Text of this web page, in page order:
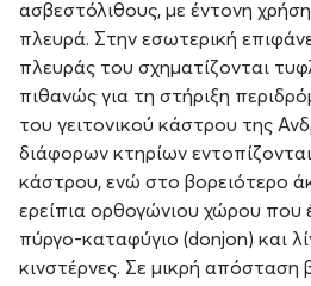
ασβεστόλιθους, με έντονη
πλευρά. Στην εσωτερική
πλευράς του σχηματίζονται
πιθανώς για τη στήριξη
του γειτονικού κάστρου της
διάφορων κτηρίων
κάστρου, ενώ στο βορειότερο
ερείπια ορθογώνιου χώρου που
πύργο-καταφύγιο (donjon) και
κινστέρνες. Σε μικρή απόσταση